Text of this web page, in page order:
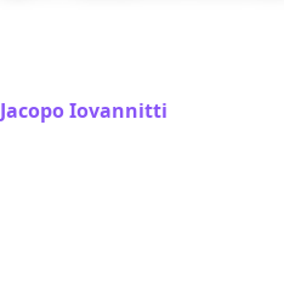
Jacopo Iovannitti